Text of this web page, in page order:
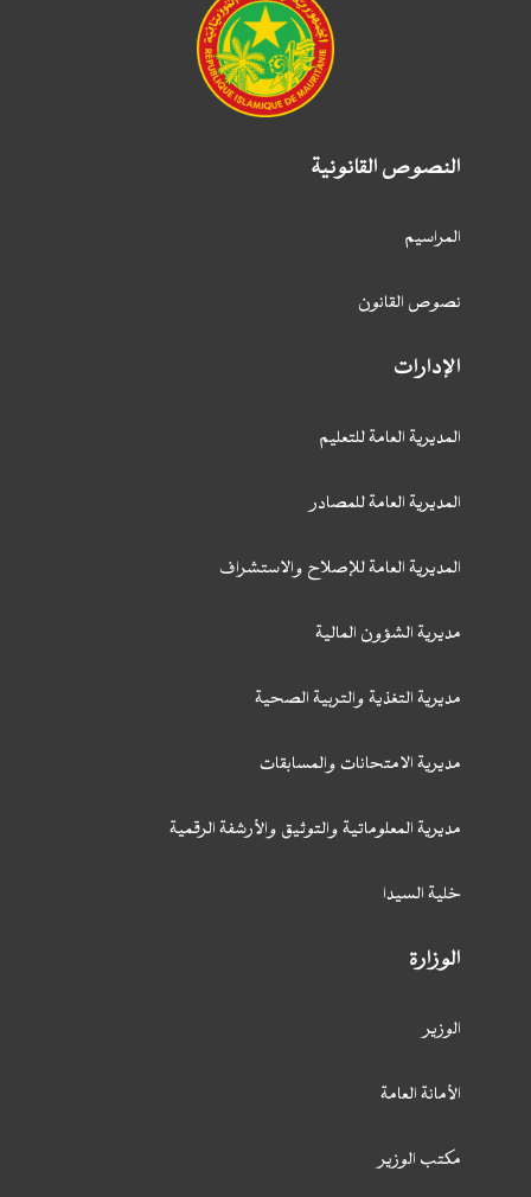
النصوص القانونية
المراسيم
نصوص القانون
الإدارات
المديرية العامة للتعليم
المديرية العامة للمصادر
المديرية العامة للإصلاح والاستشراف
مديرية الشؤون المالية
مديرية التغذية والتربية الصحية
مديرية الامتحانات والمسابقات
مديرية المعلوماتية والتوثيق والأرشفة الرقمية
خلية السيدا
الوزارة
الوزير
الأمانة العامة
مكتب الوزير